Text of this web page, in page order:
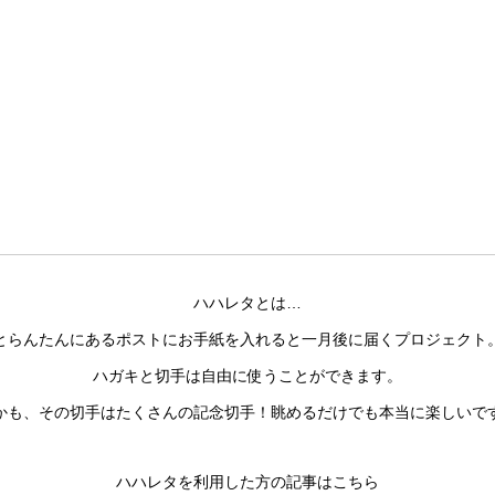
ハハレタとは…
らんたんにあるポストにお手紙を入れると一月後に届くプロジェクト
ハガキと切手は自由に使うことができます。
も、その切手はたくさんの記念切手！眺めるだけでも本当に楽しいで
ハハレタを利用した方の記事はこちら